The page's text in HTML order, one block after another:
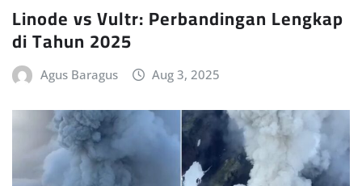
Linode vs Vultr: Perbandingan Lengkap
di Tahun 2025
Agus Baragus Aug 3, 2025